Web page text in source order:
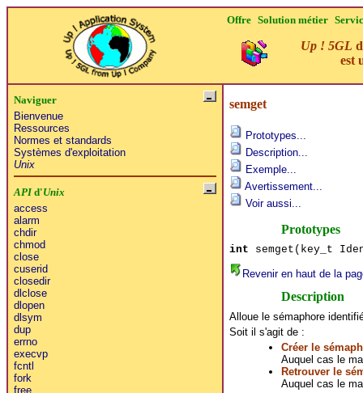
Offre Solution métier
Up ! 5GL
est
Naviguer
Bienvenue
Ressources
Normes et standards
Systèmes d'exploitation
Unix
APId'Unix
access
alarm
chdir
chmod
close
cuserid
closedir
dlclose
dlopen
dlsym
dup
errno
execvp
fcntl
fork
free
semget
Prototypes...
Description...
Exemple...
Avertissement...
Voir aussi...
Prototypes
int semget(key_t
Revenir en haut de la
Description
Alloue le sémaphore
Soit il s'agit de :
Créer le
Auquel cas le
Retrouver le
Auquel cas le